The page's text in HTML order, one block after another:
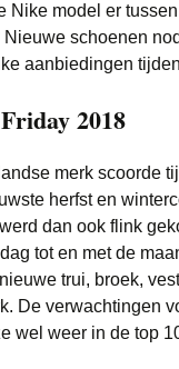
Nike model er
schoenen
aanbiedingen
2018
merk scoorde
herfst en
dan ook flink
tot en met de
trui, broek,
De verwachtingen
wel weer in de top